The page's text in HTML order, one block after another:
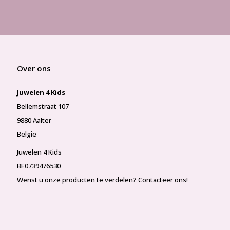
Over ons
Juwelen 4 Kids
Bellemstraat 107
9880 Aalter
België
Juwelen 4 Kids
BE0739476530
Wenst u onze producten te verdelen? Contacteer ons!